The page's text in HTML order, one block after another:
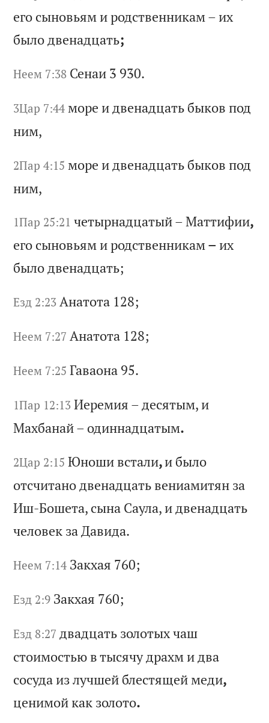
его сыновьям иродственникам – их
было двенадцать;
Неем 7:38 Сенаи 3 930.
3Цар 7:44 море и двенадцать быков под
ним,
2Пар 4:15 море и двенадцать быков под
ним,
1Пар 25:21 четырнадцатый–Маттифии,
его сыновьям иродственникам– их
былодвенадцать;
Езд 2:23 Анатота 128;
Неем 7:27 Анатота 128;
Неем 7:25 Гаваона 95.
1Пар 12:13 Иеремия –десятым, и
Махбанай– одиннадцатым.
2Цар 2:15 Юноши встали,и было
отсчитанодвенадцать вениамитян за
Иш-Бошета, сына Саула, идвенадцать
человек заДавида.
Неем 7:14 Закхая 760;
Езд 2:9 Закхая 760;
Езд 8:27 двадцать золотыхчаш
стоимостью втысячудрахм и два
сосуда излучшей блестящей меди,
ценимой как золото.